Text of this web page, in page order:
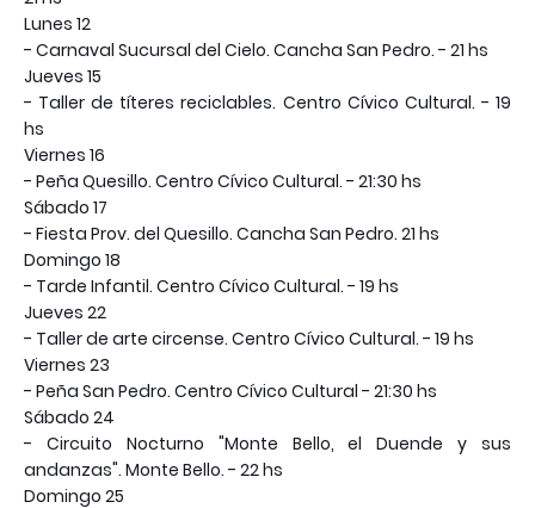
Lunes 12
- Carnaval Sucursal del Cielo. Cancha San Pedro. - 21 hs
Jueves 15
- Taller de títeres reciclables. Centro Cívico Cultural. - 19
hs
Viernes 16
- Peña Quesillo. Centro Cívico Cultural. - 21:30 hs
Sábado 17
- Fiesta Prov. del Quesillo. Cancha San Pedro. 21 hs
Domingo 18
- Tarde Infantil. Centro Cívico Cultural. - 19 hs
Jueves 22
- Taller de arte circense. Centro Cívico Cultural. - 19 hs
Viernes 23
- Peña San Pedro. Centro Cívico Cultural - 21:30 hs
Sábado 24
- Circuito Nocturno "Monte Bello, el Duende y sus
andanzas". Monte Bello. - 22 hs
Domingo 25